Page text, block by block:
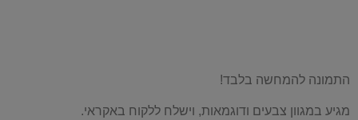
התמונה להמחשה בלבד!
מגיע במגוון צבעים ודוגמאות, וישלח ללקוח באקראי.